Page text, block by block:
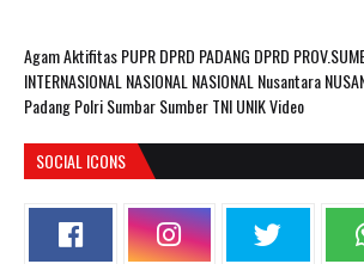
AgamAktifitas PUPRDPRD PADANG DPRD
INTERNASIONAL NASIONAL NASIONAL Nusantara
PadangPolriSumbarSumberTNIUNIKVideo
SOCIAL ICONS